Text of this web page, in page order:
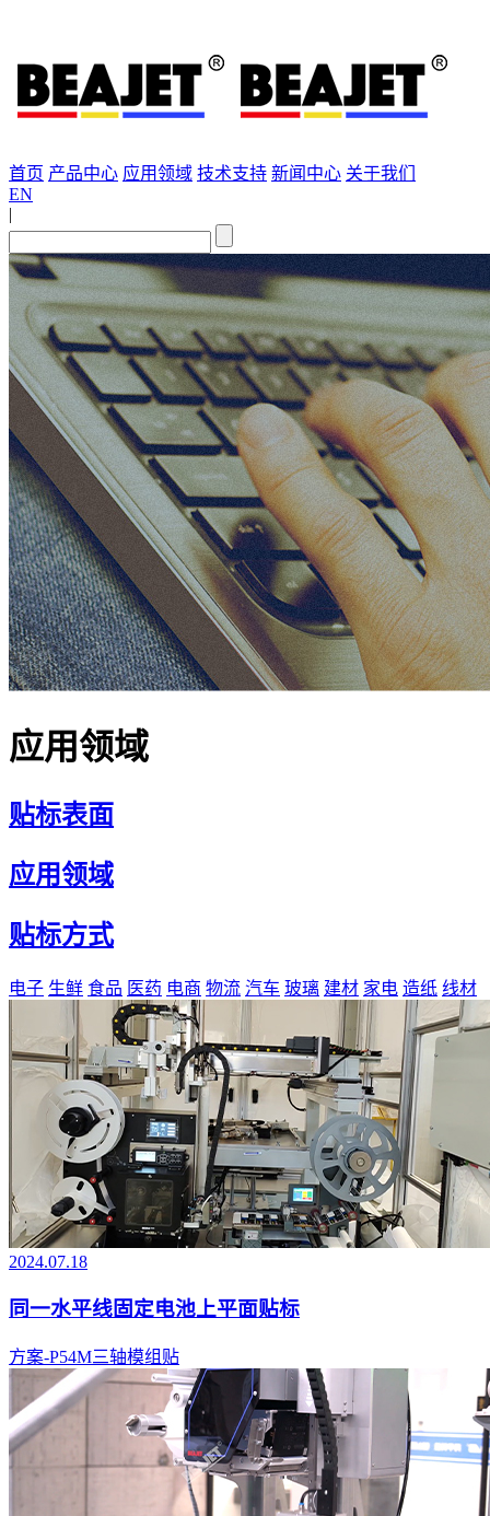
首页 产品中心 应用领域 技术支持 新闻中心 关于我们
EN
|
应用领域
贴标表面
应用领域
贴标方式
电子 生鲜 食品 医药 电商 物流 汽车 玻璃 建材 家电 造纸 线材
2024.07.18
同一水平线固定电池上平面贴标
方案-P54M三轴模组贴